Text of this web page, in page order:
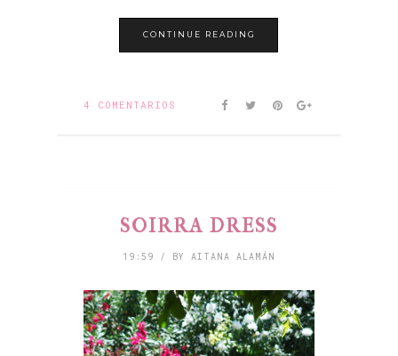
CONTINUE READING
4 COMENTARIOS
SOIRRA DRESS
19:59 / BY AITANA ALAMÁN